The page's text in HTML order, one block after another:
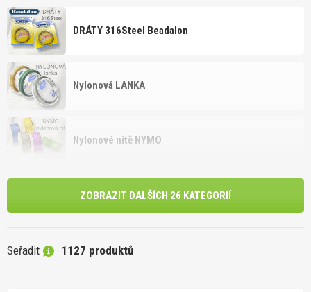
DRÁTY 316Steel Beadalon
Nylonová LANKA
Nylonové nitě NYMO
ZOBRAZIT DALŠÍCH 26 KATEGORIÍ
Seřadit 1127 produktů